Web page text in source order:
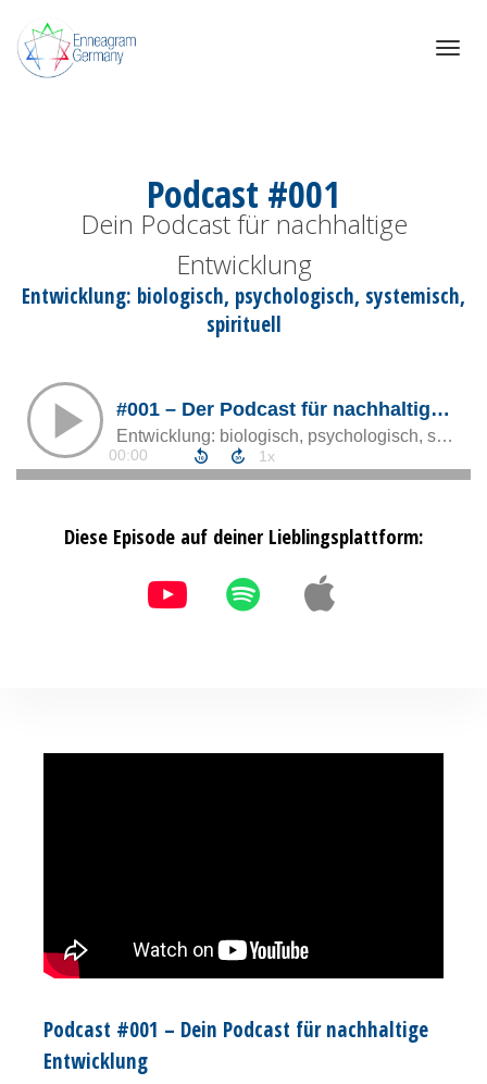
Toggle
Podcast #001
Dein Podcast für nachhaltige
Entwicklung
Entwicklung: biologisch, psychologisch, systemisch,
spirituell
Diese Episode auf deiner Lieblingsplattform:
Podcast #001 – Dein Podcast für nachhaltige
Entwicklung